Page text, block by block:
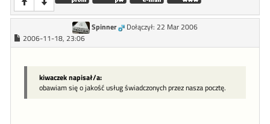
Spinner
Dołączył: 22 Mar 2006
2006-11-18, 23:06
kiwaczek napisał/a:
obawiam się o jakość usług świadczonych przez nasza pocztę.